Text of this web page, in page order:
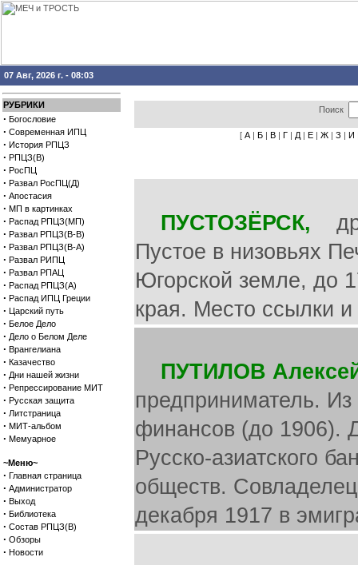
07 Авг, 2026 г. - 08:03
РУБРИКИ
· Богословие
· Современная ИПЦ
· История РПЦЗ
· РПЦЗ(В)
· РосПЦ
· Развал РосПЦ(Д)
· Апостасия
· МП в картинках
· Распад РПЦЗ(МП)
· Развал РПЦЗ(В-В)
· Развал РПЦЗ(В-А)
· Развал РИПЦ
· Развал РПАЦ
· Распад РПЦЗ(А)
· Распад ИПЦ Греции
· Царский путь
· Белое Дело
· Дело о Белом Деле
· Врангелиана
· Казачество
· Дни нашей жизни
· Репрессирование МИТ
· Русская защита
· Литстраница
· МИТ-альбом
· Мемуарное
~Меню~
· Главная страница
· Администратор
· Выход
· Библиотека
· Состав РПЦЗ(В)
· Обзоры
· Новости
Поиск
[ А | Б | В | Г | Д | Е | Ж | З | И
ПУСТОЗЁРСК,
Пустое в низовьях
Югорской земле, до
края. Место ссылки
ПУТИЛОВ
предприниматель.
финансов (до 1906).
Русско-азиатского
обществ.
декабря 1917 в